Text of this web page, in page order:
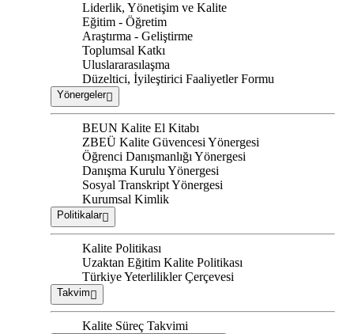
Liderlik, Yönetişim ve Kalite
Eğitim - Öğretim
Araştırma - Geliştirme
Toplumsal Katkı
Uluslararasılaşma
Düzeltici, İyileştirici Faaliyetler Formu
Yönergeler
BEUN Kalite El Kitabı
ZBEÜ Kalite Güvencesi Yönergesi
Öğrenci Danışmanlığı Yönergesi
Danışma Kurulu Yönergesi
Sosyal Transkript Yönergesi
Kurumsal Kimlik
Politikalar
Kalite Politikası
Uzaktan Eğitim Kalite Politikası
Türkiye Yeterlilikler Çerçevesi
Takvim
Kalite Süreç Takvimi